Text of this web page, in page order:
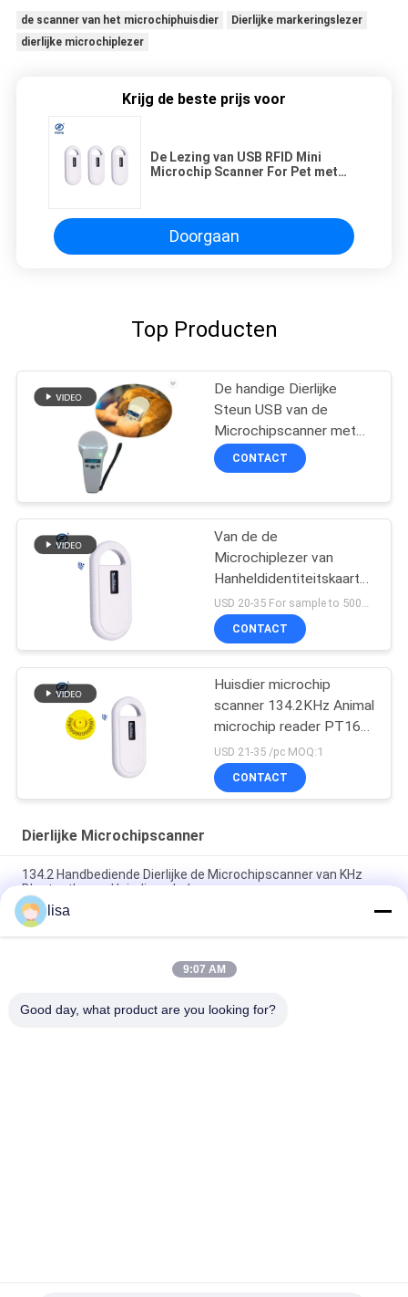
de scanner van het microchiphuisdier
Dierlijke markeringslezer
dierlijke microchiplezer
Krijg de beste prijs voor
De Lezing van USB RFID Mini
Microchip Scanner For Pet met
Doorgaan
Top Producten
De handige Dierlijke
Steun USB van de
Microchipscanner met
de Opslag van 1000
Verslagengegevens
CONTACT
Van de de
Microchiplezer van
Hanheldidentiteitskaart
de Scanner 134.2khz van
Mini Tag RFID
USD 20-35 For sample to 500pcs MOQ:1PCS
CONTACT
Huisdier microchip
scanner 134.2KHz Animal
microchip reader PT160
Microchip hond scanner
USD 21-35 /pc MOQ:1
CONTACT
Dierlijke Microchipscanner
134.2 Handbediende Dierlijke de Microchipscanner van KHz
Bluetooth voor Huisdierenbeheer
RFID-lezer voor dier-ID-dierenchip PT290 UHF microchip
scanner voor dieren
PT290 Long Range RFID Oorlabel Lezer Waterdicht IP66
lisa
9:07 AM
Good day, what product are you looking for?